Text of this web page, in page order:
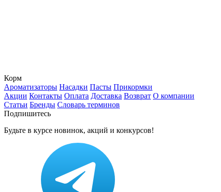
Корм
Ароматизаторы Насадки Пасты Прикормки
Акции Контакты Оплата Доставка Возврат О компании
Статьи Бренды Словарь терминов
Подпишитесь
Будьте в курсе новинок, акций и конкурсов!